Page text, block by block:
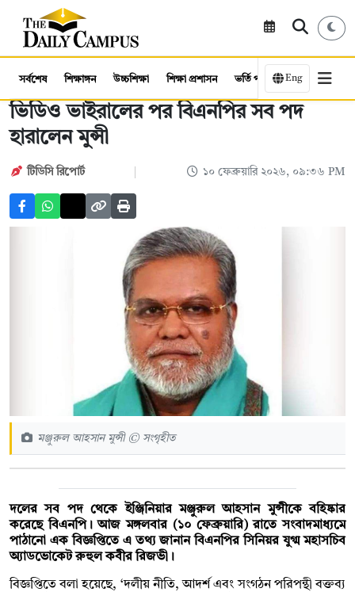
সর্বশেষ শিক্ষাঙ্গন উচ্চশিক্ষা শিক্ষা প্রশাসন ভর্তি পরীক্ষা কর্মসংস্থান
Eng
ভিডিও ভাইরালের পর বিএনপির সব পদ
হারালেন মুন্সী
টিডিসি রিপোর্ট ১০ ফেব্রুয়ারি ২০২৬, ০৯:৩৬ PM
মঞ্জুরুল আহসান মুন্সী © সংগৃহীত
দলের সব পদ থেকে ইঞ্জিনিয়ার মঞ্জুরুল আহসান মুন্সীকে বহিষ্কার
করেছে বিএনপি। আজ মঙ্গলবার (১০ ফেব্রুয়ারি) রাতে সংবাদমাধ্যমে
পাঠানো এক বিজ্ঞপ্তিতে এ তথ্য জানান বিএনপির সিনিয়র যুগ্ম মহাসচিব
অ্যাডভোকেট রুহুল কবীর রিজভী।
বিজ্ঞপ্তিতে বলা হয়েছে, ‘দলীয় নীতি, আদর্শ এবং সংগঠন পরিপন্থী বক্তব্য